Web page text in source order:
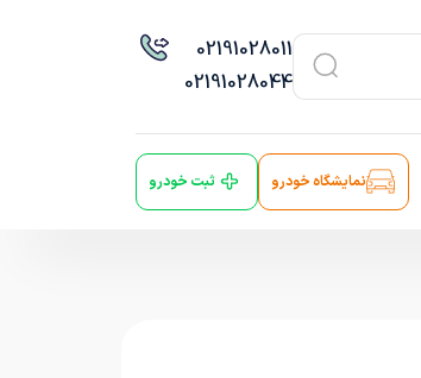
02191028011
02191028044
نمایشگاه خودرو ثبت خودرو